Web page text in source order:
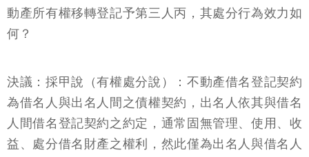
動產所有權移轉登記予第三人丙，其處分行為效力如
何？
決議：採甲說（有權處分說）：不動產借名登記契約
為借名人與出名人間之債權契約，出名人依其與借名
人間借名登記契約之約定，通常固無管理、使用、收
益、處分借名財產之權利，然此僅為出名人與借名人